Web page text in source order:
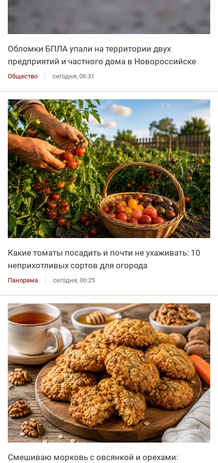
Обломки БПЛА упали на территории двух
предприятий и частного дома в Новороссийске
Общество сегодня, 06:31
Какие томаты посадить и почти не ухаживать: 10
неприхотливых сортов для огорода
Панорама сегодня, 06:25
Смешиваю морковь с овсянкой и орехами: